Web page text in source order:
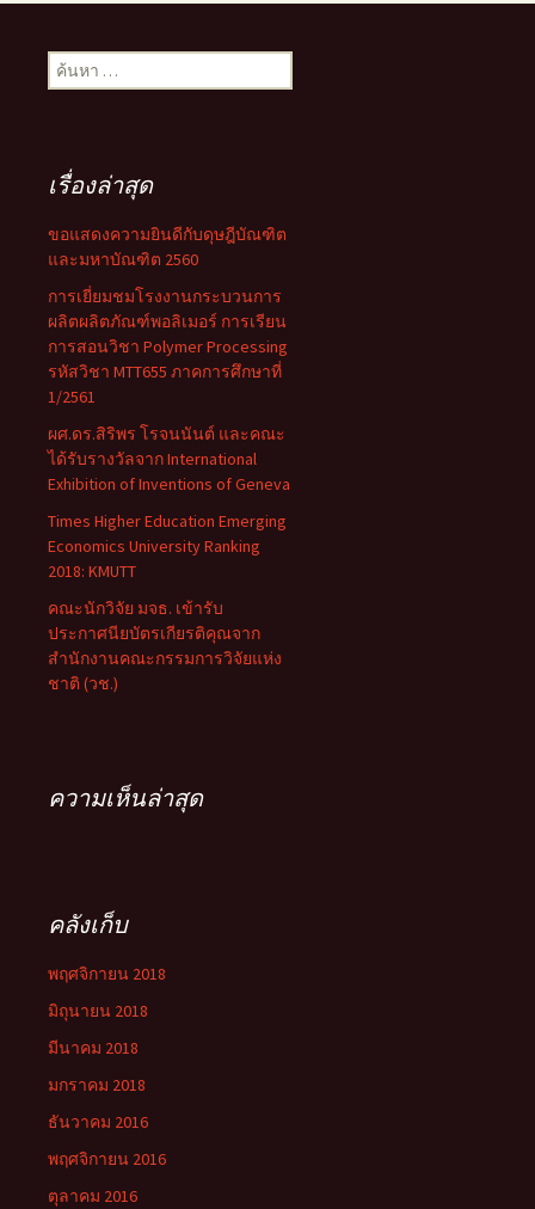
ค้นหา
สำหรับ:
เรื่องล่าสุด
ขอแสดงความยินดีกับดุษฎีบัณฑิต
และมหาบัณฑิต 2560
การเยี่ยมชมโรงงานกระบวนการ
ผลิตผลิตภัณฑ์พอลิเมอร์ การเรียน
การสอนวิชา Polymer Processing
รหัสวิชา MTT655 ภาคการศึกษาที่
1/2561
ผศ.ดร.สิริพร โรจนนันต์ และคณะ
ได้รับรางวัลจาก International
Exhibition of Inventions of Geneva
Times Higher Education Emerging
Economics University Ranking
2018: KMUTT
คณะนักวิจัย มจธ. เข้ารับ
ประกาศนียบัตรเกียรติคุณจาก
สำนักงานคณะกรรมการวิจัยแห่ง
ชาติ (วช.)
ความเห็นล่าสุด
คลังเก็บ
พฤศจิกายน 2018
มิถุนายน 2018
มีนาคม 2018
มกราคม 2018
ธันวาคม 2016
พฤศจิกายน 2016
ตุลาคม 2016